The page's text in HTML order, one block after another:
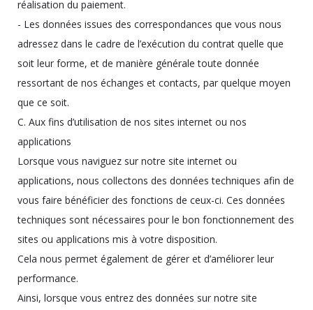
réalisation du paiement.
- Les données issues des correspondances que vous nous
adressez dans le cadre de l’exécution du contrat quelle que
soit leur forme, et de manière générale toute donnée
ressortant de nos échanges et contacts, par quelque moyen
que ce soit.
C. Aux fins d’utilisation de nos sites internet ou nos
applications
Lorsque vous naviguez sur notre site internet ou
applications, nous collectons des données techniques afin de
vous faire bénéficier des fonctions de ceux-ci. Ces données
techniques sont nécessaires pour le bon fonctionnement des
sites ou applications mis à votre disposition.
Cela nous permet également de gérer et d’améliorer leur
performance.
Ainsi, lorsque vous entrez des données sur notre site